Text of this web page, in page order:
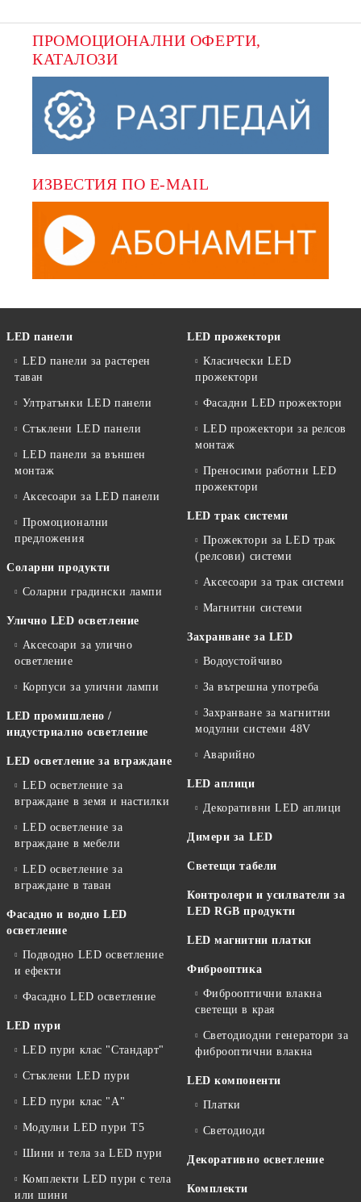
ПРОМОЦИОНАЛНИ ОФЕРТИ,
КАТАЛОЗИ
ИЗВЕСТИЯ ПО E-MAIL
LED панели
LED панели за растерен
таван
Ултратънки LED панели
Стъклени LED панели
LED панели за външен
монтаж
Аксесоари за LED панели
Промоционални
предложения
Соларни продукти
Соларни градински лампи
Улично LED осветление
Аксесоари за улично
осветление
Корпуси за улични лампи
LED промишлено /
индустриално осветление
LED осветление за вграждане
LED осветление за
вграждане в земя и настилки
LED осветление за
вграждане в мебели
LED осветление за
вграждане в таван
Фасадно и водно LED
осветление
Подводно LED осветление
и ефекти
Фасадно LED осветление
LED пури
LED пури клас "Стандарт"
Стъклени LED пури
LED пури клас "А"
Модулни LED пури T5
Шини и тела за LED пури
Комплекти LED пури с тела
или шини
LED прожектори
Класически LED
прожектори
Фасадни LED прожектори
LED прожектори за релсов
монтаж
Преносими работни LED
прожектори
LED трак системи
Прожектори за LED трак
(релсови) системи
Аксесоари за трак системи
Магнитни системи
Захранване за LED
Водоустойчиво
За вътрешна употреба
Захранване за магнитни
модулни системи 48V
Аварийно
LED аплици
Декоративни LED аплици
Димери за LED
Светещи табели
Контролери и усилватели за
LED RGB продукти
LED магнитни платки
Фиброоптика
Фиброоптични влакна
светещи в края
Светодиодни генератори за
фиброоптични влакна
LED компоненти
Платки
Светодиоди
Декоративно осветление
Комплекти